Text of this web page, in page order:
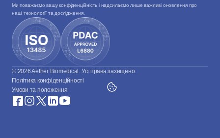
Ми поважаємо вашу конфіденційність і надсилаємо лише важливі оновлення про
наші технології та дослідження.
© 2026 Aether Biomedical. Усі права захищено.
Політика конфіденційності
Умови та положення